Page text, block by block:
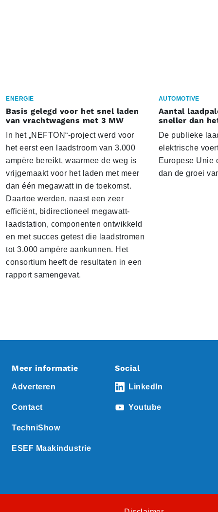
ENERGIE
Basis gelegd voor het snel laden
van vrachtwagens met 3 MW
In het „NEFTON“-project werd voor
het eerst een laadstroom van 3.000
ampère bereikt, waarmee de weg is
vrijgemaakt voor het laden met meer
dan één megawatt in de toekomst.
Daartoe werden, naast een zeer
efficiënt, bidirectioneel megawatt-
laadstation, componenten ontwikkeld
en met succes getest die laadstromen
tot 3.000 ampère aankunnen. Het
consortium heeft de resultaten in een
rapport samengevat.
AUTOMOTIVE
Aantal
sneller dan
De publieke
elektrische
Europese Unie
dan de groei
Meer informatie
Adverteren
Contact
TechniShow
ESEF Maakindustrie
Social
LinkedIn
Youtube